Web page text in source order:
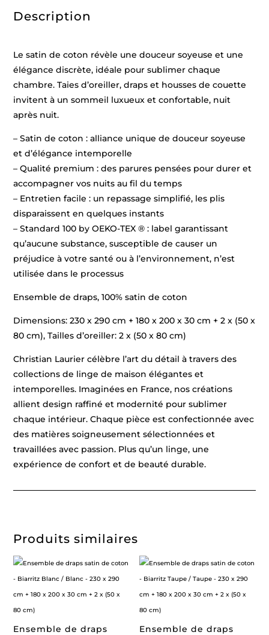
cm
+
x
30
+
2
x
(50
cm)
Description
Le satin de coton révèle une douceur soyeuse et une
élégance discrète, idéale pour sublimer chaque
chambre. Taies d’oreiller, draps et housses de couette
invitent à un sommeil luxueux et confortable, nuit
après nuit.
– Satin de coton : alliance unique de douceur soyeuse
et d’élégance intemporelle
– Qualité premium : des parures pensées pour durer et
accompagner vos nuits au fil du temps
– Entretien facile : un repassage simplifié, les plis
disparaissent en quelques instants
– Standard 100 by OEKO-TEX ® : label garantissant
qu’aucune substance, susceptible de causer un
préjudice à votre santé ou à l’environnement, n’est
utilisée dans le processus
Ensemble de draps, 100% satin de coton
Dimensions: 230 x 290 cm + 180 x 200 x 30 cm + 2 x (50 x
80 cm), Tailles d’oreiller: 2 x (50 x 80 cm)
Christian Laurier célèbre l’art du détail à travers des
collections de linge de maison élégantes et
intemporelles. Imaginées en France, nos créations
allient design raffiné et modernité pour sublimer
chaque intérieur. Chaque pièce est confectionnée avec
des matières soigneusement sélectionnées et
travaillées avec passion. Plus qu’un linge, une
expérience de confort et de beauté durable.
Produits similaires
Ensemble de draps
Ensemble de draps